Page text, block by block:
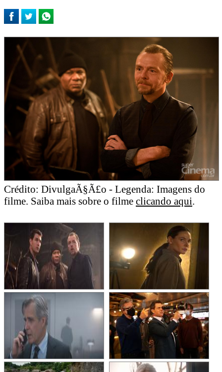
Crédito: DivulgaÃ§Ã£o - Legenda: Imagens do
filme. Saiba mais sobre o filme clicando aqui.